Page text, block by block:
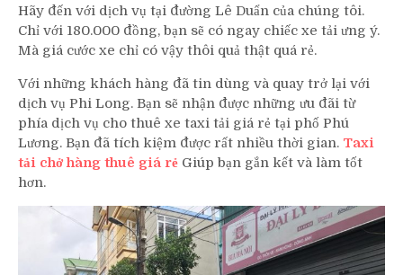
Hãy đến với dịch vụ tại đường Lê Duẩn của chúng tôi.
Chỉ với 180.000 đồng, bạn sẽ có ngay chiếc xe tải ưng ý.
Mà giá cước xe chỉ có vậy thôi quả thật quá rẻ.
Với những khách hàng đã tin dùng và quay trở lại với
dịch vụ Phi Long. Bạn sẽ nhận được những ưu đãi từ
phía dịch vụ cho thuê xe taxi tải giá rẻ tại phố Phú
Lương. Bạn đã tích kiệm được rất nhiều thời gian. Taxi
tải chở hàng thuê giá rẻ Giúp bạn gắn kết và làm tốt
hơn.